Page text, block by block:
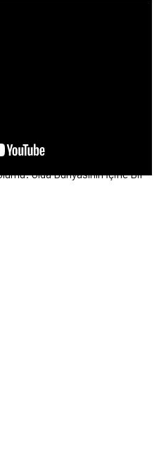
Gıda Dünyasının İçine Bir